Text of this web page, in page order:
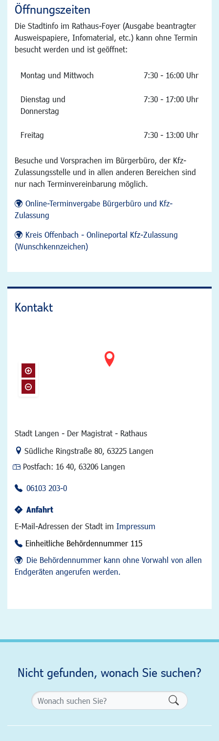
Öffnungszeiten
Die Stadtinfo im Rathaus-Foyer (Ausgabe beantragter
Ausweispapiere, Infomaterial, etc.) kann ohne Termin
besucht werden und ist geöffnet:
Montag und Mittwoch 7:30 - 16:00 Uhr
Dienstag und
Donnerstag
7:30 - 17:00 Uhr
Freitag 7:30 - 13:00 Uhr
Besuche und Vorsprachen im Bürgerbüro, der Kfz-
Zulassungsstelle und in allen anderen Bereichen sind
nur nach Terminvereinbarung möglich.
Online-Terminvergabe Bürgerbüro und Kfz-
Zulassung
Kreis Offenbach - Onlineportal Kfz-Zulassung
(Wunschkennzeichen)
Kontakt
Stadt Langen - Der Magistrat - Rathaus
Link zur Google-Maps Navigation
Südliche Ringstraße 80, 63225 Langen
Postfach: 16 40, 63206 Langen
06103 203-0
Anfahrt
E-Mail-Adressen der Stadt im Impressum
Einheitliche Behördennummer 115
Die Behördennummer kann ohne Vorwahl von allen
Endgeräten angerufen werden.
Nicht gefunden, wonach Sie suchen?